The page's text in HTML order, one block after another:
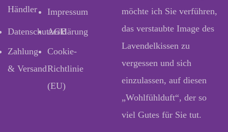
Händler
Impressum
Datenschutzerklärung
AGB
Zahlung
& Versand
Cookie-
Richtlinie
(EU)
möchte ich Sie verführen,
das verstaubte Image des
Lavendelkissen zu
vergessen und sich
einzulassen, auf diesen
„Wohlfühlduft“, der so
viel Gutes für Sie tut.